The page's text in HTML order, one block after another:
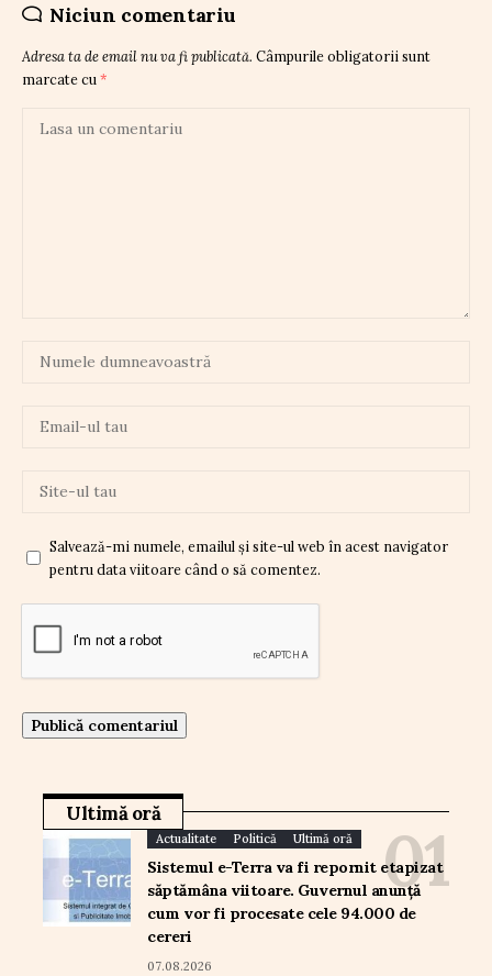
Niciun comentariu
Adresa ta de email nu va fi publicată. Câmpurile obligatorii sunt
marcate cu *
Salvează-mi numele, emailul și site-ul web în acest navigator
pentru data viitoare când o să comentez.
Ultimă oră
Actualitate Politică Ultimă oră
Sistemul e-Terra va fi repornit etapizat
săptămâna viitoare. Guvernul anunță
cum vor fi procesate cele 94.000 de
cereri
07.08.2026